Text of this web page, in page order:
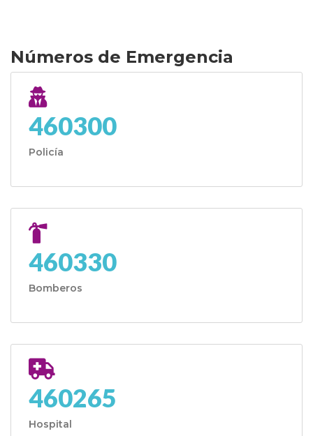
Números de Emergencia
460300
Policía
460330
Bomberos
460265
Hospital